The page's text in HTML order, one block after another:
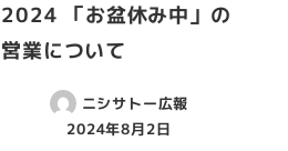
2024 「お盆休み中」の
営業について
ニシサトー広報
2024年8月2日